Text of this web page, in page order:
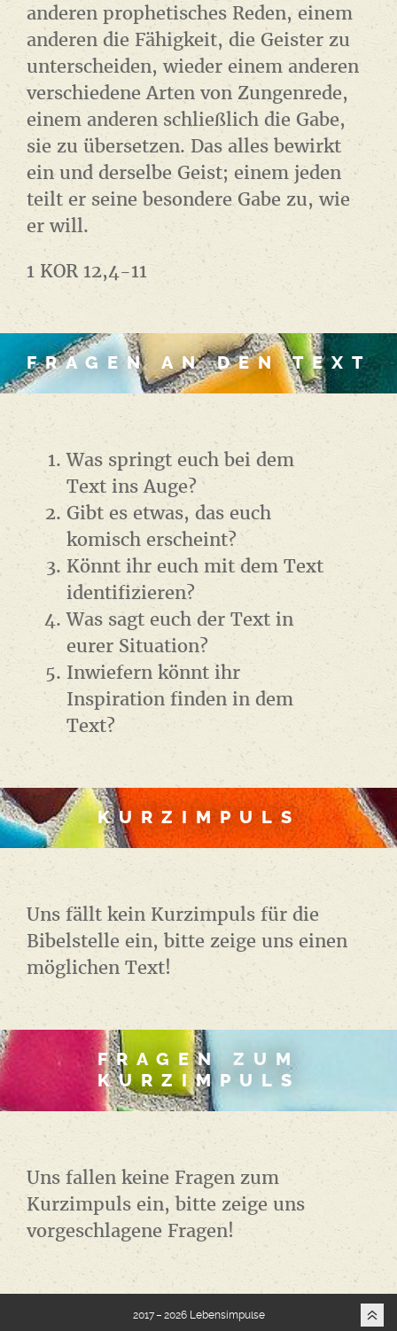
anderen prophetisches Reden, einem
anderen die Fähigkeit, die Geister zu
unterscheiden, wieder einem anderen
verschiedene Arten von Zungenrede,
einem anderen schließlich die Gabe,
sie zu übersetzen. Das alles bewirkt
ein und derselbe Geist; einem jeden
teilt er seine besondere Gabe zu, wie
er will.
1 KOR 12,4-11
FRAGEN AN DEN TEXT
Was springt euch bei dem
Text ins Auge?
Gibt es etwas, das euch
komisch erscheint?
Könnt ihr euch mit dem Text
identifizieren?
Was sagt euch der Text in
eurer Situation?
Inwiefern könnt ihr
Inspiration finden in dem
Text?
KURZIMPULS
Uns fällt kein Kurzimpuls für die
Bibelstelle ein, bitte zeige uns einen
möglichen Text!
FRAGEN ZUM
KURZIMPULS
Uns fallen keine Fragen zum
Kurzimpuls ein, bitte zeige uns
vorgeschlagene Fragen!
2017 – 2026 Lebensimpulse